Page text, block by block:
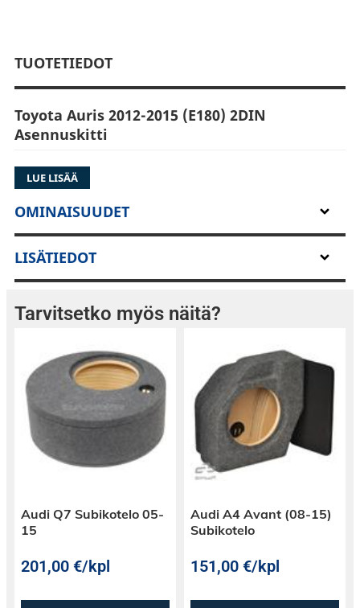
TUOTETIEDOT
Toyota Auris 2012-2015 (E180) 2DIN
Asennuskitti
Tällä sarjalla saat asennettua autoosi 2-DIN
soittimen. Sarja sisältää myös
rattikaukosäädinadapterin, jolla autosi
alkuperäiset rattipainikkeet toimivat
jälkiasennussoittimen kanssa (varmista tämä
toiminto soittimesi ominaisuuksista).
LUE LISÄÄ
OMINAISUUDET
LISÄTIEDOT
Tarvitsetko myös näitä?
Audi Q7 Subikotelo 05-
15
201,00€/kpl
Audi A4 Avant (08-15)
Subikotelo
151,00€/kpl